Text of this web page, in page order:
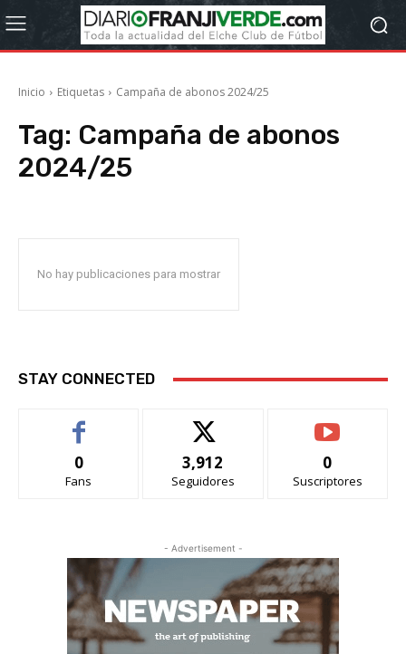
Inicio Etiquetas Campaña de abonos 2024/25
Tag: Campaña de abonos
2024/25
No hay publicaciones para mostrar
STAY CONNECTED
0
Fans
3,912
Seguidores
0
Suscriptores
- Advertisement -